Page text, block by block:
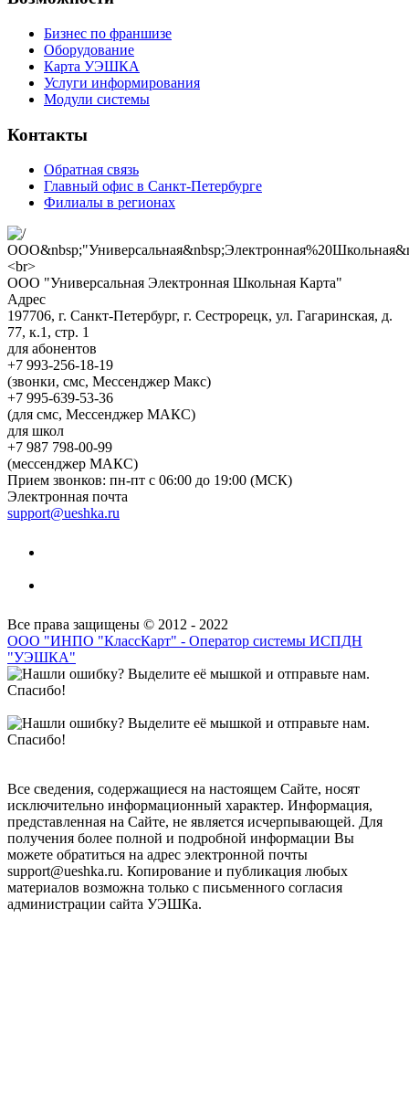
Бизнес по франшизе
Оборудование
Карта УЭШКА
Услуги информирования
Модули системы
Контакты
Обратная связь
Главный офис в Санкт-Петербурге
Филиалы в регионах
ООО "Универсальная Электронная Школьная Карта"
Адрес
197706, г. Санкт-Петербург, г. Сестрорецк, ул. Гагаринская, д.
77, к.1, стр. 1
для абонентов
+7 993-256-18-19
(звонки, смс, Мессенджер Макс)
+7 995-639-53-36
(для смс, Мессенджер МАКС)
для школ
+7 987 798-00-99
(мессенджер МАКС)
Прием звонков: пн-пт с 06:00 до 19:00 (МСК)
Электронная почта
support@ueshka.ru
Все права защищены © 2012 - 2022
ООО "ИНПО "КлассКарт" - Оператор системы ИСПДН
"УЭШКА"
Все сведения, содержащиеся на настоящем Сайте, носят
исключительно информационный характер. Информация,
представленная на Сайте, не является исчерпывающей. Для
получения более полной и подробной информации Вы
можете обратиться на адрес электронной почты
support@ueshka.ru. Копирование и публикация любых
материалов возможна только с письменного согласия
администрации сайта УЭШКа.